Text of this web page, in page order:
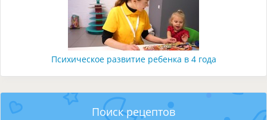
Психическое развитие ребенка в 4 года
Поиск рецептов